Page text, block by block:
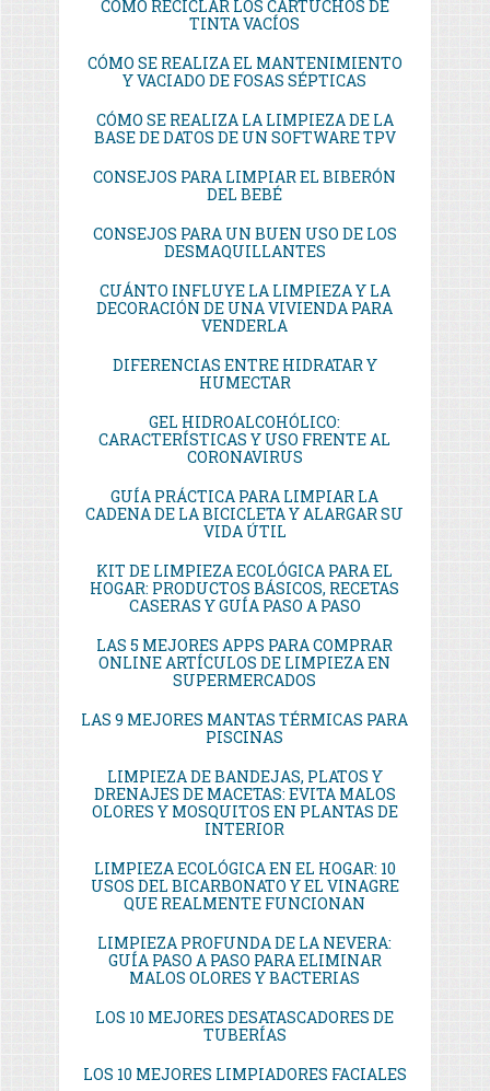
CÓMO RECICLAR LOS CARTUCHOS DE
TINTA VACÍOS
CÓMO SE REALIZA EL MANTENIMIENTO
Y VACIADO DE FOSAS SÉPTICAS
CÓMO SE REALIZA LA LIMPIEZA DE LA
BASE DE DATOS DE UN SOFTWARE TPV
CONSEJOS PARA LIMPIAR EL BIBERÓN
DEL BEBÉ
CONSEJOS PARA UN BUEN USO DE LOS
DESMAQUILLANTES
CUÁNTO INFLUYE LA LIMPIEZA Y LA
DECORACIÓN DE UNA VIVIENDA PARA
VENDERLA
DIFERENCIAS ENTRE HIDRATAR Y
HUMECTAR
GEL HIDROALCOHÓLICO:
CARACTERÍSTICAS Y USO FRENTE AL
CORONAVIRUS
GUÍA PRÁCTICA PARA LIMPIAR LA
CADENA DE LA BICICLETA Y ALARGAR SU
VIDA ÚTIL
KIT DE LIMPIEZA ECOLÓGICA PARA EL
HOGAR: PRODUCTOS BÁSICOS, RECETAS
CASERAS Y GUÍA PASO A PASO
LAS 5 MEJORES APPS PARA COMPRAR
ONLINE ARTÍCULOS DE LIMPIEZA EN
SUPERMERCADOS
LAS 9 MEJORES MANTAS TÉRMICAS PARA
PISCINAS
LIMPIEZA DE BANDEJAS, PLATOS Y
DRENAJES DE MACETAS: EVITA MALOS
OLORES Y MOSQUITOS EN PLANTAS DE
INTERIOR
LIMPIEZA ECOLÓGICA EN EL HOGAR: 10
USOS DEL BICARBONATO Y EL VINAGRE
QUE REALMENTE FUNCIONAN
LIMPIEZA PROFUNDA DE LA NEVERA:
GUÍA PASO A PASO PARA ELIMINAR
MALOS OLORES Y BACTERIAS
LOS 10 MEJORES DESATASCADORES DE
TUBERÍAS
LOS 10 MEJORES LIMPIADORES FACIALES